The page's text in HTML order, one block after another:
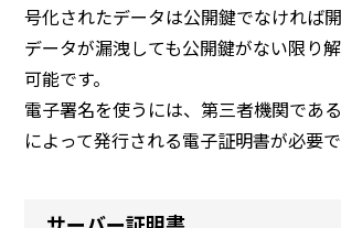
号化されたデータは公開鍵でなければ
データが漏洩しても公開鍵がない限り
可能です。
電子署名を使うには、第三者機関であ
によって発行される電子証明書が必要で